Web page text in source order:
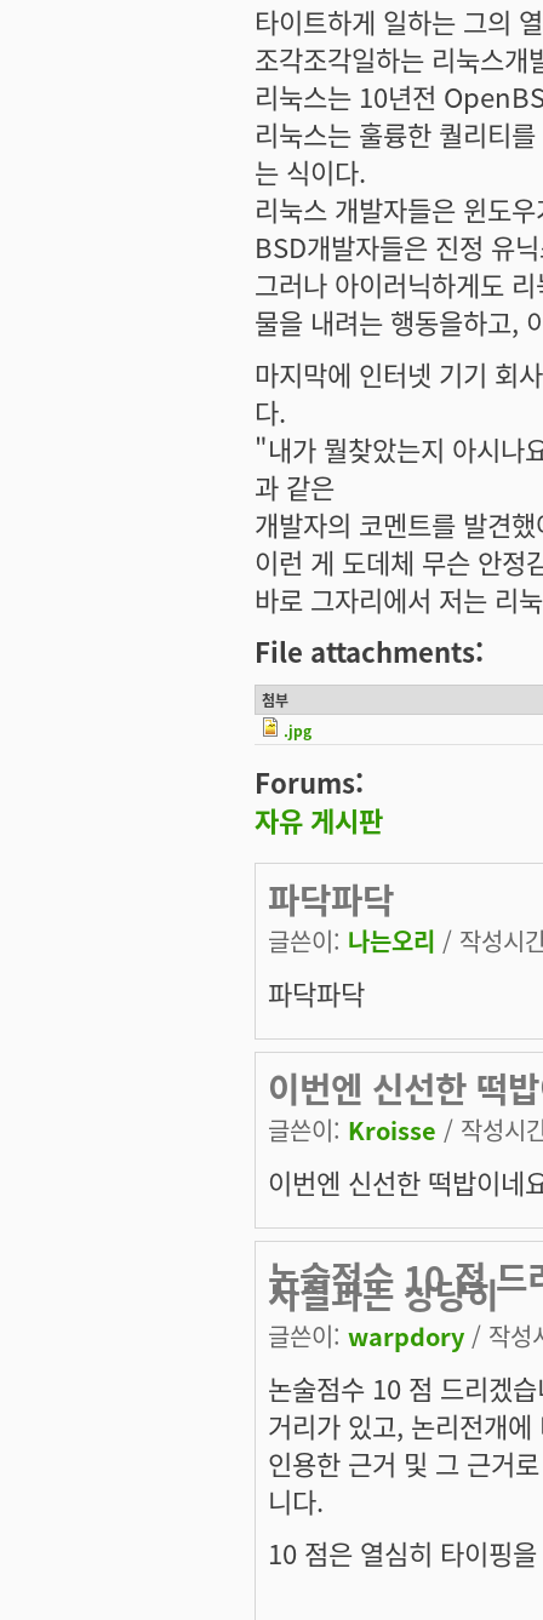
타이트하게 일하는 그의
조각조각일하는 리눅스
리눅스는 10년전
리눅스는 훌륭한 퀄리티
는 식이다.
리눅스 개발자들은 윈도
BSD개발자들은 진정 유
그러나 아이러닉하게도
물을 내려는 행동을하고,
마지막에 인터넷 기기 회
다.
"내가 뭘찾았는지 아시나
과 같은
개발자의 코멘트를 발견
이런 게 도데체 무슨 안정
바로 그자리에서 저는 리
File attachments:
첨부
.jpg
Forums:
자유 게시판
파닥파닥
글쓴이: 나는오리 / 작성시
파닥파닥
이번엔 신선한 떡
글쓴이: Kroisse / 작성시
이번엔 신선한 떡밥이네
논술점수 10 점 드
사실과는 상당히
글쓴이: warpdory / 작성
논술점수 10 점 드리겠
거리가 있고, 논리전개
인용한 근거 및 그 근거
니다.
10 점은 열심히 타이핑